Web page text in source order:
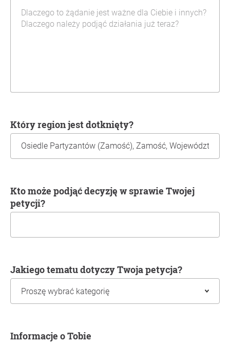
Który region jest dotknięty?
Kto może podjąć decyzję w sprawie Twojej
petycji?
Jakiego tematu dotyczy Twoja petycja?
Informacje o Tobie